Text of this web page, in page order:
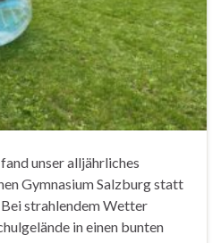
unser alljährliches
Gymnasium Salzburg statt
strahlendem Wetter
in einen bunten